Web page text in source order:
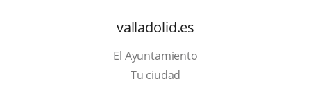
valladolid.es
El Ayuntamiento
Tu ciudad